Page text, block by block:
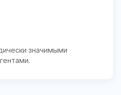
значимыми